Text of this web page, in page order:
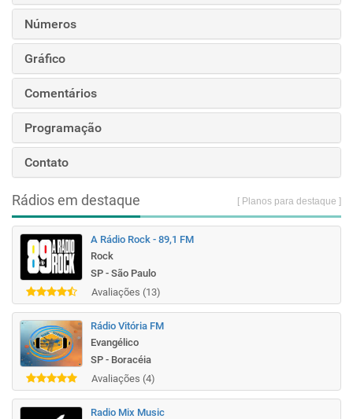
Números
Gráfico
Comentários
Programação
Contato
Rádios em destaque [ Planos para destaque ]
A Rádio Rock - 89,1 FM
Rock
SP - São Paulo
Avaliações (13)
Rádio Vitória FM
Evangélico
SP - Boracéia
Avaliações (4)
Radio Mix Music